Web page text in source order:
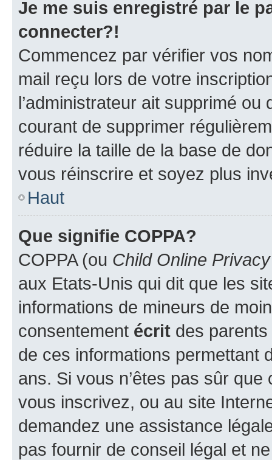
Je me suis enregistré par le
connecter?!
Commencez par vérifier vos
mail reçu lors de votre
l’administrateur ait supprimé
courant de supprimer
réduire la taille de la base de
vous réinscrire et soyez plus
Haut
Que signifie COPPA?
COPPA (ou Child Online
aux Etats-Unis qui dit que les
informations de mineurs de
consentement écrit des parents
de ces informations permettant
ans. Si vous n’êtes pas sûr
vous inscrivez, ou au site
demandez une assistance
pas fournir de conseil légal et